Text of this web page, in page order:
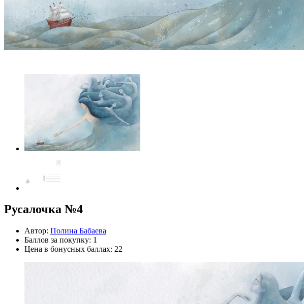
Русалочка №4
Автор: Полина Бабаева
Баллов за покупку: 1
Цена в бонусных баллах: 22